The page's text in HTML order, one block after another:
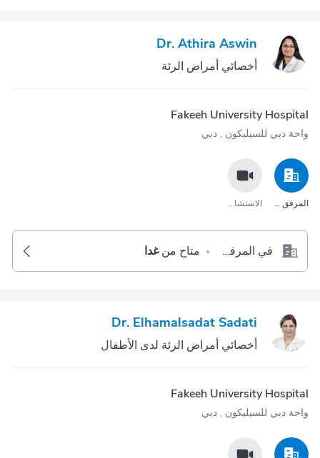
Dr. Athira Aswin
أخصائي أمراض الرئة
Fakeeh University Hospital
واحة دبي للسيليكون‎ , دبي
المرفق الصحي الاستشارة عبر مكالمة الفيديو
في المرفق الصحي • متاح من غدا
Dr. Elhamalsadat Sadati
أخصائي أمراض الرئة لدى الأطفال
Fakeeh University Hospital
واحة دبي للسيليكون‎ , دبي